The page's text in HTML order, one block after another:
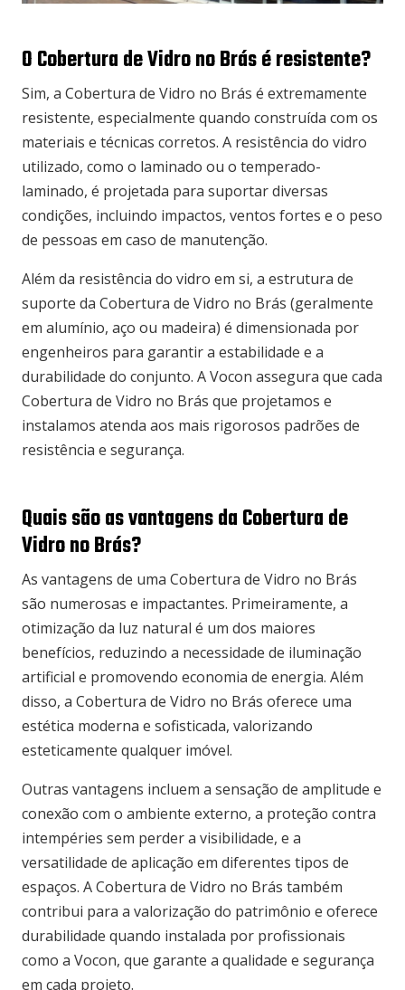
O Cobertura de Vidro no Brás é resistente?
Sim, a Cobertura de Vidro no Brás é extremamente
resistente, especialmente quando construída com os
materiais e técnicas corretos. A resistência do vidro
utilizado, como o laminado ou o temperado-
laminado, é projetada para suportar diversas
condições, incluindo impactos, ventos fortes e o peso
de pessoas em caso de manutenção.
Além da resistência do vidro em si, a estrutura de
suporte da Cobertura de Vidro no Brás (geralmente
em alumínio, aço ou madeira) é dimensionada por
engenheiros para garantir a estabilidade e a
durabilidade do conjunto. A Vocon assegura que cada
Cobertura de Vidro no Brás que projetamos e
instalamos atenda aos mais rigorosos padrões de
resistência e segurança.
Quais são as vantagens da Cobertura de
Vidro no Brás?
As vantagens de uma Cobertura de Vidro no Brás
são numerosas e impactantes. Primeiramente, a
otimização da luz natural é um dos maiores
benefícios, reduzindo a necessidade de iluminação
artificial e promovendo economia de energia. Além
disso, a Cobertura de Vidro no Brás oferece uma
estética moderna e sofisticada, valorizando
esteticamente qualquer imóvel.
Outras vantagens incluem a sensação de amplitude e
conexão com o ambiente externo, a proteção contra
intempéries sem perder a visibilidade, e a
versatilidade de aplicação em diferentes tipos de
espaços. A Cobertura de Vidro no Brás também
contribui para a valorização do patrimônio e oferece
durabilidade quando instalada por profissionais
como a Vocon, que garante a qualidade e segurança
em cada projeto.